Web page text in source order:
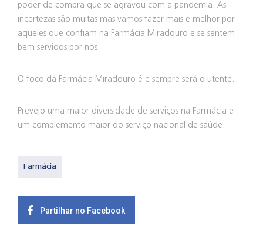
poder de compra que se agravou com a pandemia. As
incertezas são muitas mas vamos fazer mais e melhor por
aqueles que confiam na Farmácia Miradouro e se sentem
bem servidos por nós.
O foco da Farmácia Miradouro é e sempre será o utente.
Prevejo uma maior diversidade de serviços na Farmácia e
um complemento maior do serviço nacional de saúde.
Farmácia
Partilhar no Facebook